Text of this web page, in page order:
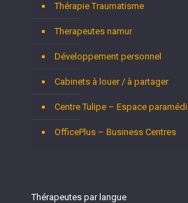
Thérapie Traumatisme
Therapeutes namur
Développement personnel
Cabinets à louer / à partager
Centre Tulipe – Espace
OfficePlus – Business Centres
Thérapeutes par langue